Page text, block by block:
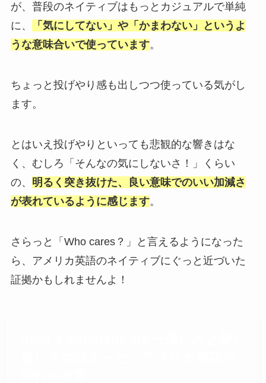
が、普段のネイティブはもっとカジュアルで単純
に、
「気にしてない」や「かまわない」というよ
うな意味合いで使っています。
ちょっと投げやり感も出しつつ使っている気がし
ます。
とはいえ投げやりといっても悲観的な響きはな
く、むしろ「そんなの気にしないさ！」くらい
の、 明るく突き抜けた、良い意味でのいい加減さ
が表れているように感じます。
さらっと「Who cares？」と言えるようになった
ら、アメリカ英語のネイティブにぐっと近づいた
証拠かもしれませんよ！